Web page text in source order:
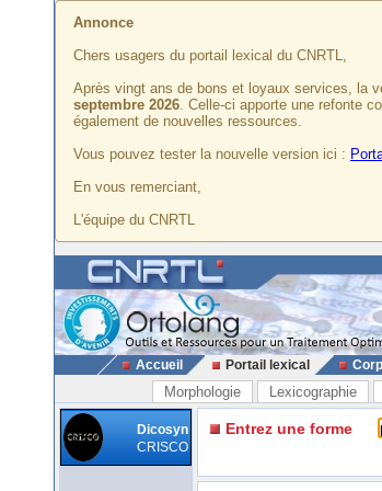
Annonce
Chers usagers du portail lexical du CNRTL,
Après vingt ans de bons et loyaux services, la
septembre 2026. Celle-ci apporte une refonte
également de nouvelles ressources.
Vous pouvez tester la nouvelle version ici :
En vous remerciant,
L'équipe du CNRTL
Accueil Portail lexical
Morphologie Lexicographie
Dicosyn
CRISCO
Entrez une forme